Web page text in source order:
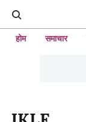
होम समाचार